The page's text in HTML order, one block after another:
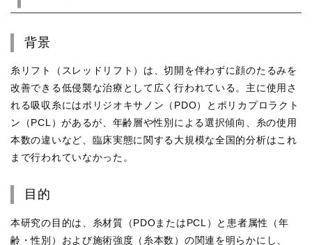
背景
糸リフト（スレッドリフト）は、切開を伴わずに顔のたるみを
改善できる低侵襲な治療として広く行われている。主に使用さ
れる吸収糸にはポリジオキサノン（PDO）とポリカプロラクト
ン（PCL）があるが、年齢層や性別による選択傾向、糸の使用
本数の違いなど、臨床実態に関する大規模な全国的分析はこれ
まで行われていなかった。
目的
本研究の目的は、糸材質（PDOまたはPCL）と患者属性（年
齢・性別）および施術強度（糸本数）の関連を明らかにし、